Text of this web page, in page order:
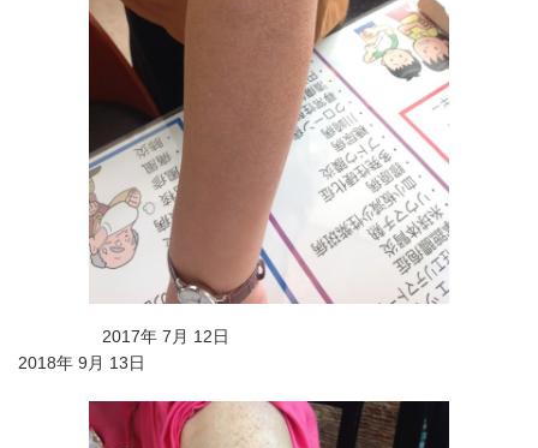
2017年 7月 12日
2018年 9月 13日